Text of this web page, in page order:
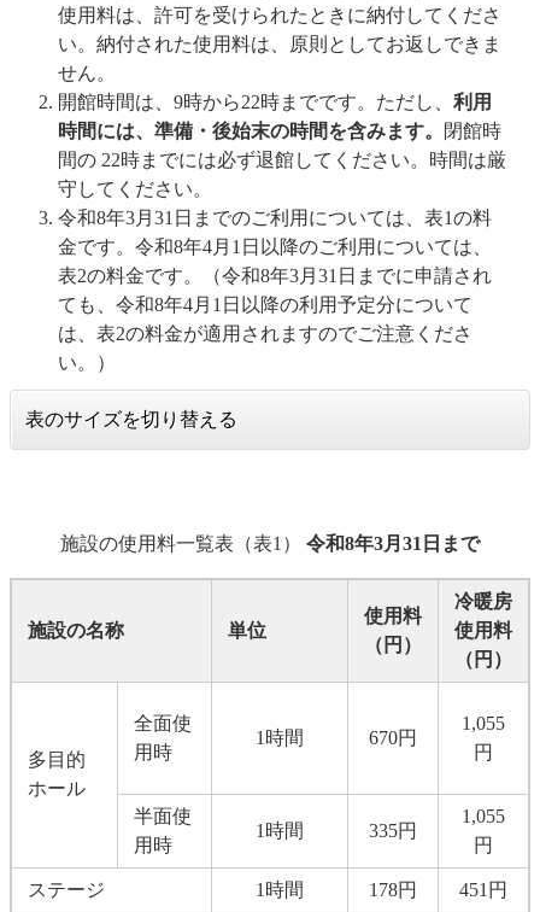
使用料は、許可を受けられたときに納付してくださ
い。納付された使用料は、原則としてお返しできま
せん。
開館時間は、9時から22時までです。ただし、 利用
時間には、準備・後始末の時間を含みます。
閉館時
間の 22時までには必ず退館してください。時間は厳
守してください。
令和8年3月31日までのご利用については、表1の料
金です。令和8年4月1日以降のご利用については、
表2の料金です。（令和8年3月31日までに申請され
ても、令和8年4月1日以降の利用予定分について
は、表2の料金が適用されますのでご注意くださ
い。）
表のサイズを切り替える
施設の使用料一覧表（表1） 令和8年3月31日まで
施設の名称 単位
使用料
（円）
冷暖房
使用料
（円）
多目的
ホール
全面使
用時
1時間 670円
1,055
円
半面使
用時
1時間 335円
1,055
円
ステージ 1時間 178円 451円